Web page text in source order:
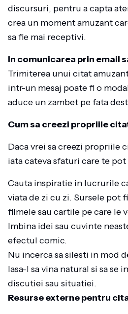
discursuri, pentru a capta
crea un moment amuzant
sa fie mai receptivi.
In comunicarea prin email
Trimiterea unui citat
intr-un mesaj poate fi o
aduce un zambet pe fata
Cum sa creezi propriile
Daca vrei sa creezi propriile
iata cateva sfaturi care te pot
Cauta inspiratie in lucrurile
viata de zi cu zi. Sursele pot
filmele sau cartile pe care le
Imbina idei sau cuvinte
efectul comic.
Nu incerca sa silesti in mod
lasa-l sa vina natural si sa se
discutiei sau situatiei.
Resurse externe pentru